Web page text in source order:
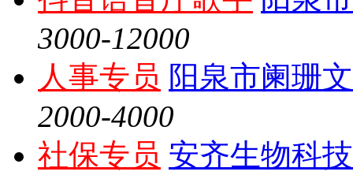
3000-12000
人事专员 阳泉市阑珊
2000-4000
社保专员 安齐生物科